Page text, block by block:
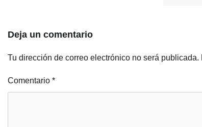
Deja un comentario
Tu dirección de correo electrónico no será publicada.
Comentario *